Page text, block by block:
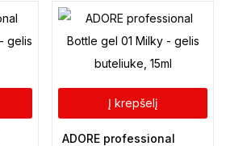
Į krepšelį
ADORE professional